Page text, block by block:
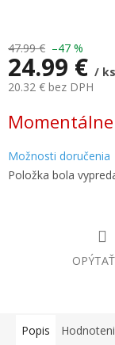
47.99 € –47 %
24.99 € / ks
20.32 € bez DPH
cena:
Možnosti doručenia
Položka bola
Popis